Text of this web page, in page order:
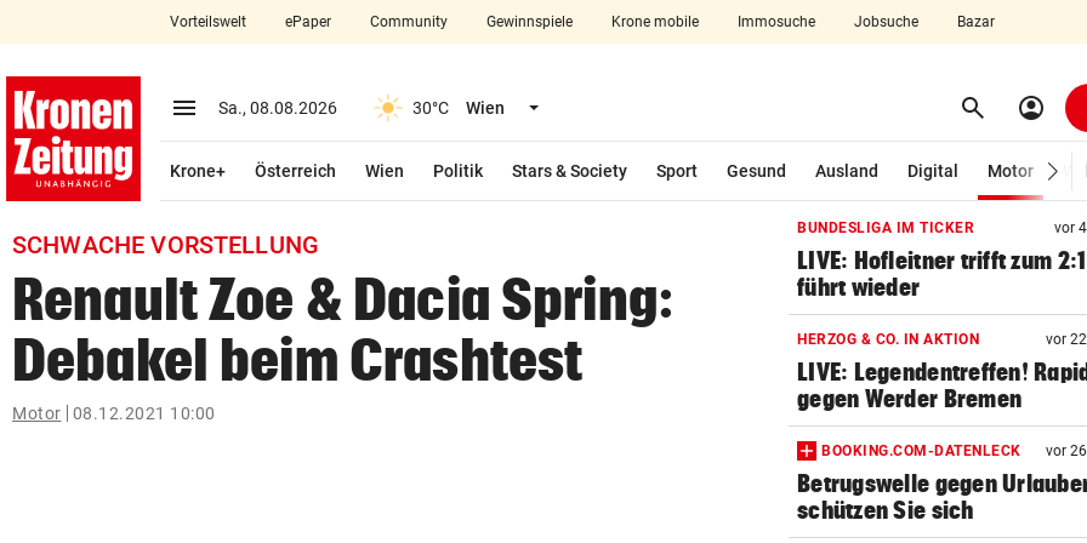
closeSchließen
account_circle Anmelden
arrow_right
pin_drop
bookmark
search
Suchbegriff
Vorteilswelt ePaper Community Gewinnspiele Krone mobile Immosuche Jobsuche Bazar
menu Menü aufklappen
Sa., 08.08.2026 30°C Wien Menü aufklappen search Suchen
account_circle
Krone+ Österreich Wien Politik Stars & Society Sport Gesund Ausland Digital Motor
SCHWACHE VORSTELLUNG
Renault Zoe & Dacia Spring:
Debakel beim Crashtest
Motor 08.12.2021 10:00
BUNDESLIGA IM TICKER vor
LIVE: Hofleitner trifft zum
führt wieder
HERZOG & CO. IN AKTION vor
LIVE: Legendentreffen!
gegen Werder Bremen
BOOKING.COM-DATENLECK vor
Betrugswelle gegen
schützen Sie sich